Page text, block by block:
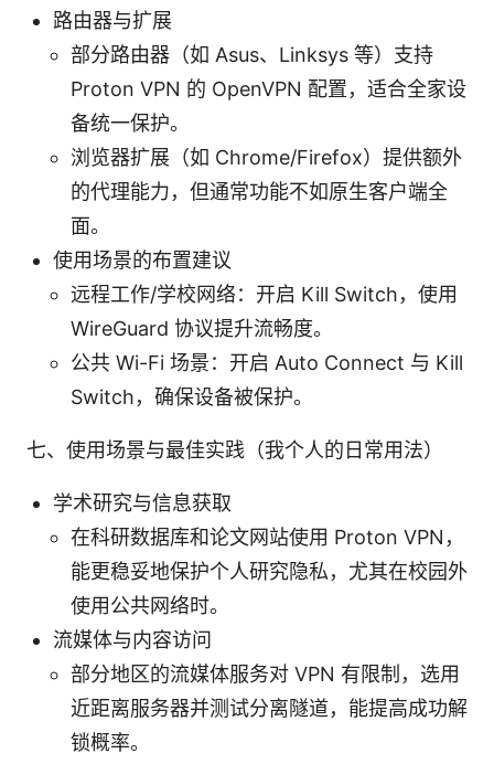
路由器与扩展
部分路由器（如 Asus、Linksys 等）支持
Proton VPN 的 OpenVPN 配置，适合全家设
备统一保护。
浏览器扩展（如 Chrome/Firefox）提供额外
的代理能力，但通常功能不如原生客户端全
面。
使用场景的布置建议
远程工作/学校网络：开启 Kill Switch，使用
WireGuard 协议提升流畅度。
公共 Wi-Fi 场景：开启 Auto Connect 与 Kill
Switch，确保设备被保护。
七、使用场景与最佳实践（我个人的日常用法）
学术研究与信息获取
在科研数据库和论文网站使用 Proton VPN，
能更稳妥地保护个人研究隐私，尤其在校园外
使用公共网络时。
流媒体与内容访问
部分地区的流媒体服务对 VPN 有限制，选用
近距离服务器并测试分离隧道，能提高成功解
锁概率。